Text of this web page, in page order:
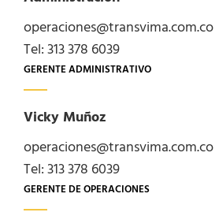
operaciones@transvima.com.co
Tel: 313 378 6039
GERENTE ADMINISTRATIVO
Vicky Muñoz
operaciones@transvima.com.co
Tel: 313 378 6039
GERENTE DE OPERACIONES